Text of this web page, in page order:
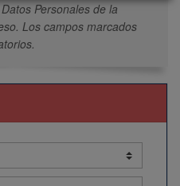
Personales de la
Los campos marcados